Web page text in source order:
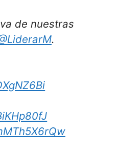
de nuestras
.